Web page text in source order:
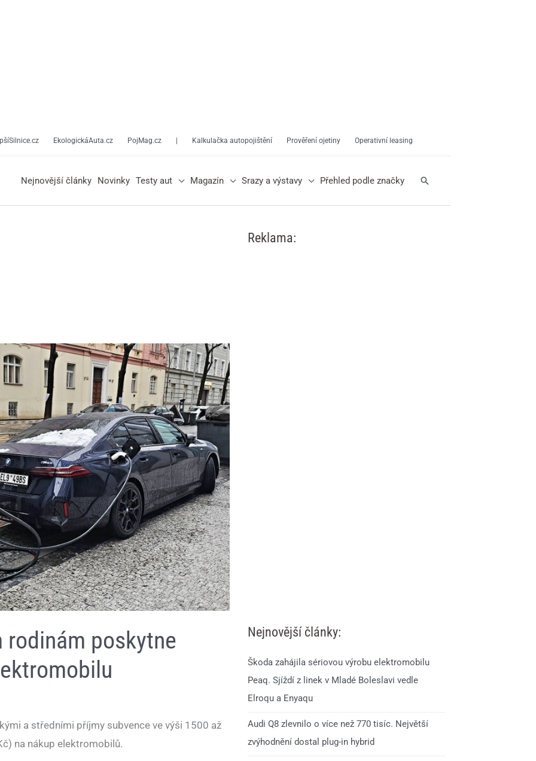
EkologickáAuta.cz PojMag.cz Kalkulačka autopojištění Prověření ojetiny Operativní leasing
Nejnovější články Novinky Testy aut Magazín Srazy a výstavy Přehled podle značky Hledat
rodinám poskytne
a středními příjmy subvence ve výši 1500 až
na nákup elektromobilů.
Reklama:
Nejnovější články:
Škoda zahájila sériovou výrobu elektromobilu
Peaq. Sjíždí z linek v Mladé Boleslavi vedle
Elroqu a Enyaqu
Audi Q8 zlevnilo o více než 770 tisíc. Největší
zvýhodnění dostal plug-in hybrid